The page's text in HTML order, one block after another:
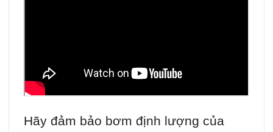
Hãy đảm bảo bơm định lượng của